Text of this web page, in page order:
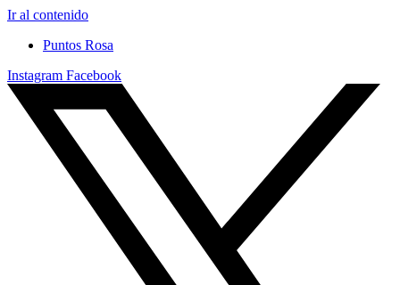
Ir al contenido
Puntos Rosa
Instagram Facebook